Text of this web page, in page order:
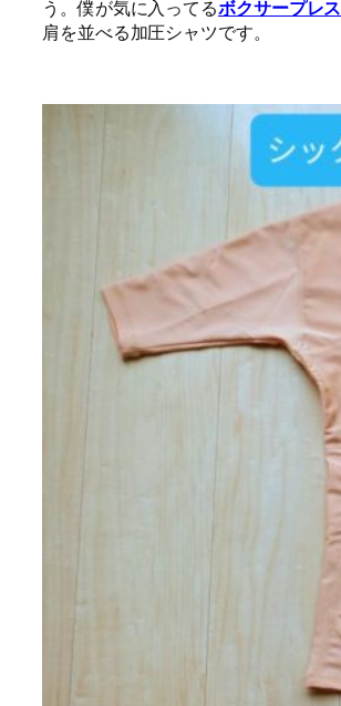
う。僕が気に入ってるボクサープレス
肩を並べる加圧シャツです。